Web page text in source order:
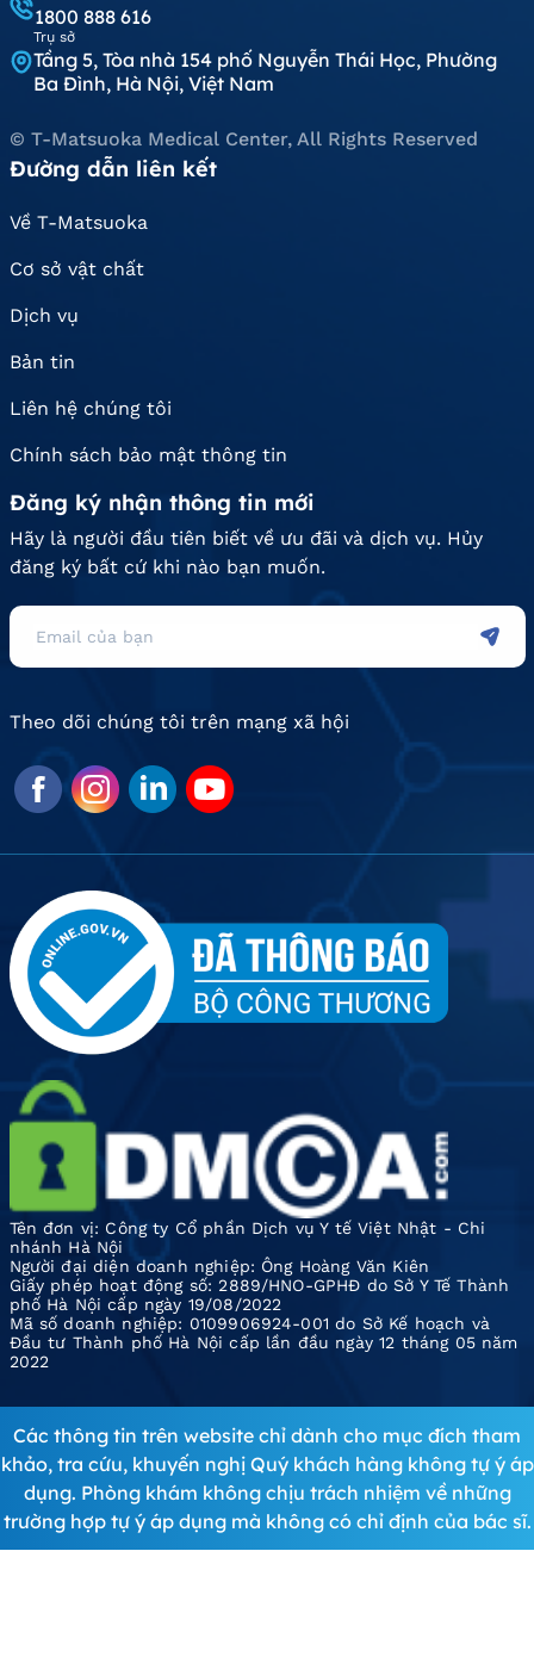
1800 888 616
Trụ sở
Tầng 5, Tòa nhà 154 phố Nguyễn Thái Học, Phường
Ba Đình, Hà Nội, Việt Nam
© T-Matsuoka Medical Center, All Rights Reserved
Đường dẫn liên kết
Về T-Matsuoka
Cơ sở vật chất
Dịch vụ
Bản tin
Liên hệ chúng tôi
Chính sách bảo mật thông tin
Đăng ký nhận thông tin mới
Hãy là người đầu tiên biết về ưu đãi và dịch vụ. Hủy
đăng ký bất cứ khi nào bạn muốn.
Theo dõi chúng tôi trên mạng xã hội
Tên đơn vị: Công ty Cổ phần Dịch vụ Y tế Việt Nhật - Chi
nhánh Hà Nội
Người đại diện doanh nghiệp: Ông Hoàng Văn Kiên
Giấy phép hoạt động số: 2889/HNO-GPHĐ do Sở Y Tế Thành
phố Hà Nội cấp ngày 19/08/2022
Mã số doanh nghiệp: 0109906924-001 do Sở Kế hoạch và
Đầu tư Thành phố Hà Nội cấp lần đầu ngày 12 tháng 05 năm
2022
Các thông tin trên website chỉ dành cho mục đích tham
khảo, tra cứu, khuyến nghị Quý khách hàng không tự ý áp
dụng. Phòng khám không chịu trách nhiệm về những
trường hợp tự ý áp dụng mà không có chỉ định của bác sĩ.